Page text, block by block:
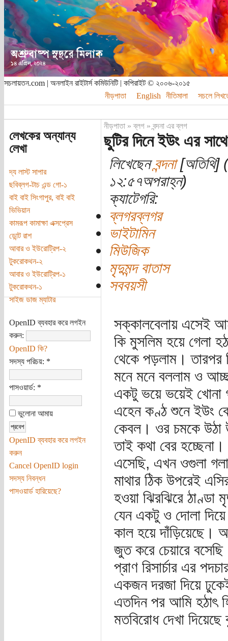
সচলায়তন.com | অনলাইন রাইটার্স কমিউনিটি | কপিরাইট © ২০০৬-২০১৫
নীড়পাতা
English নীতিমালা সচলে
লেখকের অন্যান্য
লেখা
দ্য লাস্ট সাপার
ছবিব্লগ-টাচ এন্ড গো-১
বাই বাই সিংগাপুর, বাই বাই
ভিভিয়ান
কামরূপ কামাক্ষা এক্সপ্রেস
ডোন্ট রাশ
আবার ও ইউরোট্রিপ-২
টুকরোকথন-২
আবার ও ইউরোট্রিপ-১
টুকরোকথন-১
সাইজ ডাজ ম্যাটার
OpenID ব্যবহার করে লগইন
করুন:
OpenID কি?
সদস্য পরিচয়: *
পাসওয়ার্ড: *
ভুলোনা আমায়
OpenID ব্যবহার করে লগইন
করুন
Cancel OpenID login
সদস্য নিবন্ধন
পাসওয়ার্ড হারিয়েছে?
নীড়পাতা»ব্লগ» বন্দনা এর ব্লগ
ছুটির দিনে ইউং এর সাথে
লিখেছেনবন্দনা[অতিথি]
১২:৫৭অপরাহ্ন)
ক্যাটেগরি:
ব্লগরব্লগর
ভাইটামিন
মিউজিক
মৃদুমন্দ বাতাস
সববয়সী
সক্কালবেলায় এসেই
কি মুসলিম হয়ে গেলা
থেকে পড়লাম। তারপর
মনে মনে বললাম ও
একটু ভয়ে ভয়েই খোনা
এহেন কণ্ঠ শুনে ইউং
কেবল। ওর চমকে উঠা
তাই কথা বের
এসেছি, এখন ওগুলা
মাথার ঠিক উপরেই
হওয়া ঝিরঝিরে ঠাণ্ডা
যেন একটু ও দোলা
কাল হয়ে দাঁড়িয়েছে।
জুত করে চেয়ারে
প্রাণ রিসার্চার এর
একজন দরজা দিয়ে
এতদিন পর আমি হঠাৎ
মতবিরোধ দেখা